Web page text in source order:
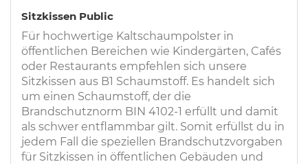
Sitzkissen Public
Für hochwertige Kaltschaumpolster in
öffentlichen Bereichen wie Kindergärten, Cafés
oder Restaurants empfehlen sich unsere
Sitzkissen aus B1 Schaumstoff. Es handelt sich
um einen Schaumstoff, der die
Brandschutznorm BIN 4102-1 erfüllt und damit
als schwer entflammbar gilt. Somit erfüllst du in
jedem Fall die speziellen Brandschutzvorgaben
für Sitzkissen in öffentlichen Gebäuden und